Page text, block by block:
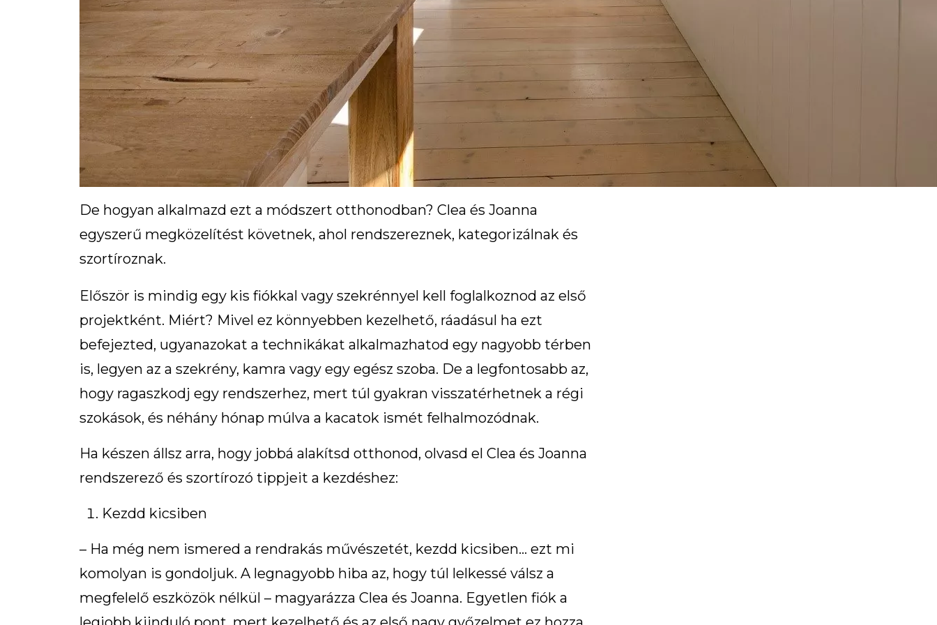
De hogyan alkalmazd ezt a módszert otthonodban? Clea és Joanna
egyszerű megközelítést követnek, ahol rendszereznek, kategorizálnak és
szortíroznak.
Először is mindig egy kis fiókkal vagy szekrénnyel kell foglalkoznod az első
projektként. Miért? Mivel ez könnyebben kezelhető, ráadásul ha ezt
befejezted, ugyanazokat a technikákat alkalmazhatod egy nagyobb térben
is, legyen az a szekrény, kamra vagy egy egész szoba. De a legfontosabb az,
hogy ragaszkodj egy rendszerhez, mert túl gyakran visszatérhetnek a régi
szokások, és néhány hónap múlva a kacatok ismét felhalmozódnak.
Ha készen állsz arra, hogy jobbá alakítsd otthonod, olvasd el Clea és Joanna
rendszerező és szortírozó tippjeit a kezdéshez:
Kezdd kicsiben
– Ha még nem ismered a rendrakás művészetét, kezdd kicsiben… ezt mi
komolyan is gondoljuk. A legnagyobb hiba az, hogy túl lelkessé válsz a
megfelelő eszközök nélkül – magyarázza Clea és Joanna. Egyetlen fiók a